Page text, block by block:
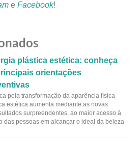
e Facebook!
plástica estética: conheça
orientações
pela transformação da aparência física
estética aumenta mediante as novas
surpreendentes, ao maior acesso à
das pessoas em alcançar o ideal da beleza